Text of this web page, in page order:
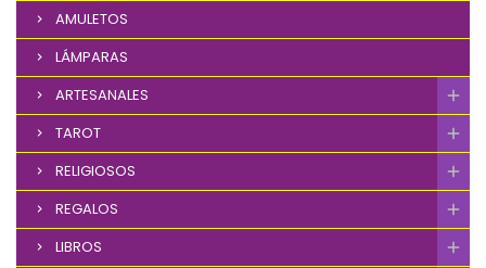
AMULETOS
LÁMPARAS
ARTESANALES
TAROT
RELIGIOSOS
REGALOS
LIBROS